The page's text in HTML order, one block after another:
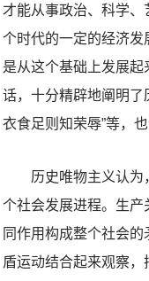
才能从事政治、科学
个时代的一定的经济
是从这个基础上发展
话，十分精辟地阐明了
衣食足则知荣辱”等，
历史唯物主义认为，
个社会发展进程。生
同作用构成整个社会
盾运动结合起来观察